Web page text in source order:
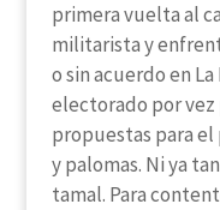
primera vuelta al
militarista y
o sin acuerdo en
electorado por vez
propuestas para
y palomas. Ni ya
tamal. Para